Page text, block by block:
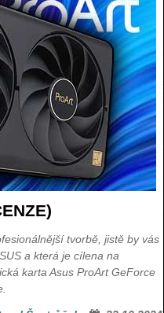
tvorbě, jistě by vás
a která je cílena na
karta Asus ProArt GeForce